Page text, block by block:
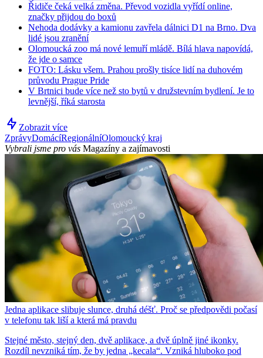
Řidiče čeká velká změna. Převod vozidla vyřídí online,
značky přijdou do boxů
Nehoda dodávky a kamionu zavřela dálnici D1 na Brno. Dva
lidé jsou zranění
Olomoucká zoo má nové lemuří mládě. Bílá hlava napovídá,
že jde o samce
FOTO: Lásku všem. Prahou prošly tisíce lidí na duhovém
průvodu Prague Pride
V Brtnici bude více než sto bytů v družstevním bydlení. Je to
levnější, říká starosta
Zobrazit více
ZprávyDomácíRegionálníOlomoucký kraj
Vybrali jsme pro vás Magazíny a zajímavosti
Jedna aplikace slibuje slunce, druhá déšť. Proč se předpovědi počasí
v telefonu tak liší a která má pravdu
Stejné město, stejný den, dvě aplikace, a dvě úplně jiné ikonky.
Rozdíl nevzniká tím, že by jedna „kecala“. Vzniká hluboko pod